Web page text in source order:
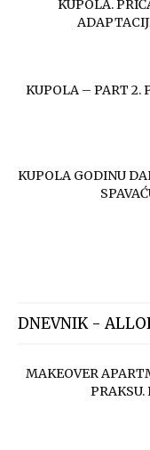
KUPOLA.
KUPOLA – PART 2.
KUPOLA GODINU
DNEVNIK -
MAKEOVER
PRAKSU.